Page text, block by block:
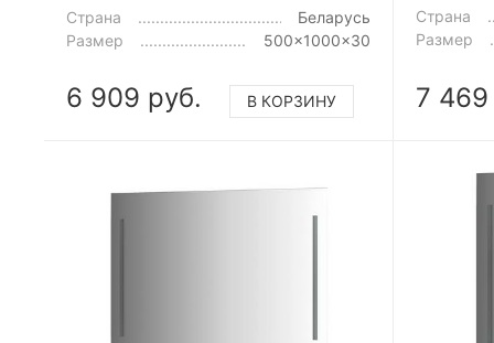
Страна
Беларусь
Размер
500x1000x30
6 909 руб. В КОРЗИНУ
Страна
Размер
7